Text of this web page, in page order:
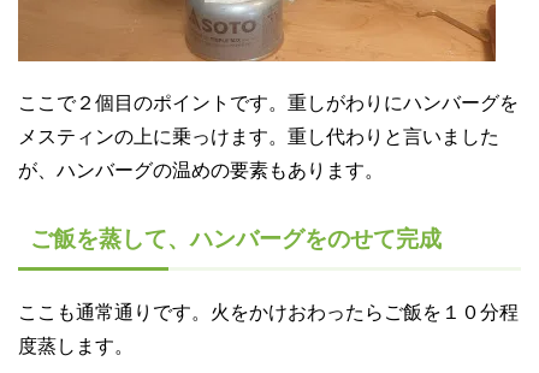
ここで２個目のポイントです。重しがわりにハンバーグを
メスティンの上に乗っけます。重し代わりと言いました
が、ハンバーグの温めの要素もあります。
ご飯を蒸して、ハンバーグをのせて完成
ここも通常通りです。火をかけおわったらご飯を１０分程
度蒸します。